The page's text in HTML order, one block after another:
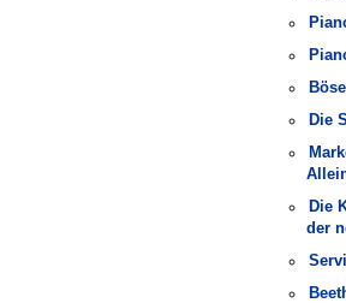
Die
Die
der